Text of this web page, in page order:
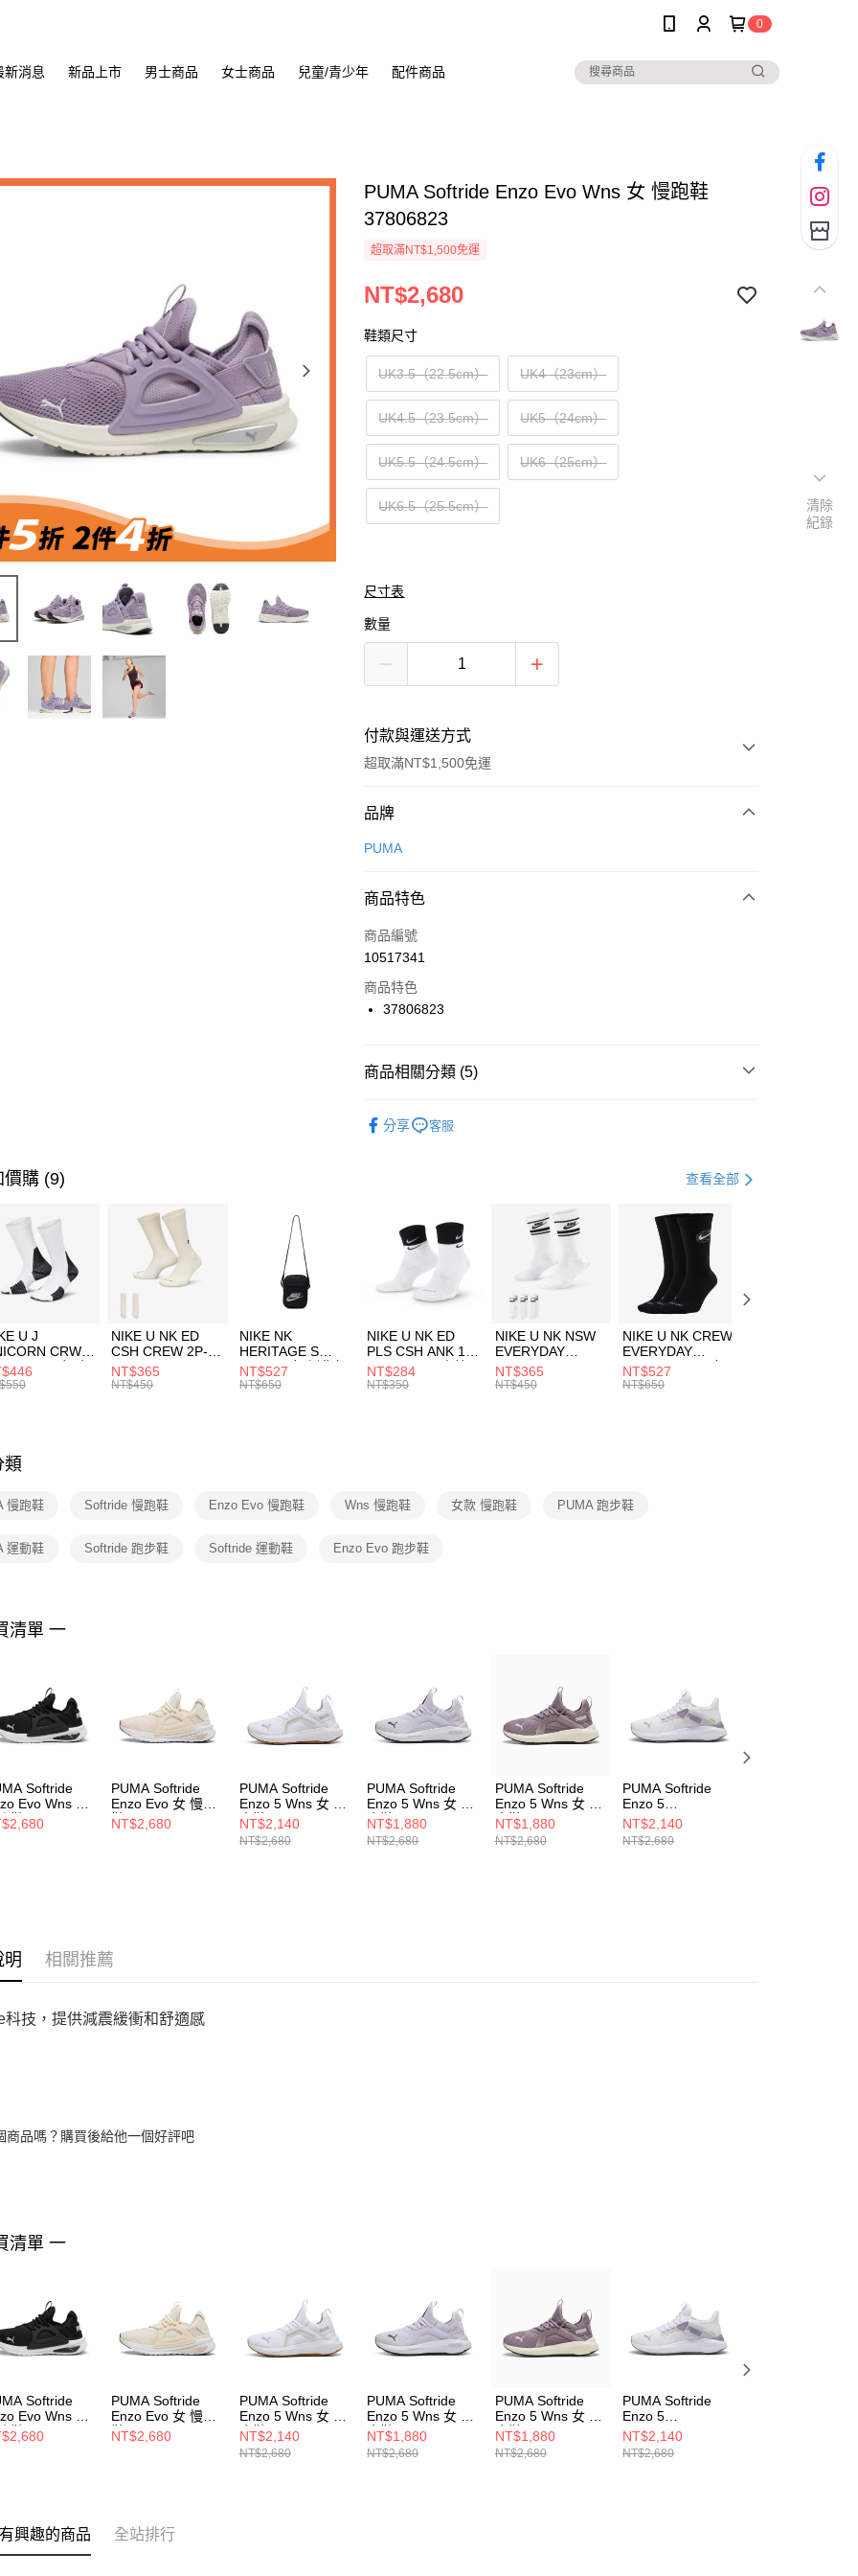
0
新消息 新品上市 男士商品 女士商品 兒童/青少年 配件商品
PUMA Softride Enzo Evo Wns 女 慢跑鞋
37806823
超取滿NT$1,500免運
NT$2,680
鞋類尺寸
UK3.5（22.5cm） UK4（23cm）
UK4.5（23.5cm） UK5（24cm）
UK5.5（24.5cm） UK6（25cm）
UK6.5（25.5cm）
尺寸表
數量
付款與運送方式
超取滿NT$1,500免運
付款方式
信用卡一次付款
合作金庫商業銀行
華南商業銀行
上海商業儲蓄銀行
國泰世華商業銀行
聯邦商業銀行
台新國際商業銀行
LINE Pay
Apple Pay
【關於「AFTEE先享後付」】
３．安心：先確認商品／服務後，再付款。
【「AFTEE先享後付」結帳流程】
１．於結帳方式選擇「AFTEE先享後付」後，將跳轉至「AFTEE先享後
付」結帳頁面，進行簡訊認證並確認金額後，即可完成結帳。
２．訂單成立數日內，您將收到繳費通知簡訊。
３．收到繳費通知簡訊後14天內，點擊此簡訊中的連結，可透過四大超商
／ATM／網路銀行／等多元方式進行付款，方視為交易完成。
※ 請注意：結帳手續完成當下不需立刻繳費，但若您需要取消訂單，請聯
絡購買商品的店家。未經商家同意取消之訂單仍視為有效，需透過AFTEE
先享後付繳納相關費用。
１．透過由恩沛科技股份有限公司提供之「AFTEE先享後付」服務完成之
交易，需依本服務之必要範圍內提供個人資料，並將交易相關給付款項請
２．關於個人資料處理事宜，請瀏覽以下網址：
５．嚴禁一人註冊多個帳號或使用他人資訊註冊。若發現惡意使用之情
形，恩沛科技股份有限公司將有權停止該用戶之使用額度並採取法律行
動。
每筆NT$100，滿NT$1,500(含以上)免運費
每筆NT$100，滿NT$1,500(含以上)免運費
付款後門市自取
每筆NT$100，滿NT$1,500(含以上)免運費
品牌
PUMA
商品特色
商品編號
10517341
商品特色
37806823
商品相關分類 (5)
促銷活動 PUMA指定商品｜1件5折 2件4折
分享 客服
價購 (9) 查看全部
U J
CRW
-160 男女 中
FZ3393100
NIKE U NK ED
CSH CREW 2P-
144 EMBRDY 男
女 短統襪
NT$365
NT$450
NIKE NK
HERITAGE S
SMIT 男女 側背包
BA5871010
NT$527
NT$650
NIKE U NK ED
PLS CSH ANK 1P
144 DBL 男 中統
襪 DH4058104
NT$284
NT$350
NIKE U NK NSW
EVERYDAY
ESSENTIAL CR
男女 短統襪
NT$365
NT$450
NIKE U NK CREW
EVERYDAY
BBALL 3PR 男女
長統襪
NT$527
NT$650
類
慢跑鞋 Softride 慢跑鞋 Enzo Evo 慢跑鞋 Wns 慢跑鞋 女款 慢跑鞋 PUMA 跑步鞋
運動鞋 Softride 跑步鞋 Softride 運動鞋 Enzo Evo 跑步鞋
清單 一
Softride
Evo Wns 女
鞋 37806824
PUMA Softride
Enzo Evo 女 慢跑
鞋 37704821
NT$2,680
PUMA Softride
Enzo 5 Wns 女 跑
步鞋 31121303
NT$2,140
NT$2,680
PUMA Softride
Enzo 5 Wns 女 跑
步鞋 31121302
NT$1,880
NT$2,680
PUMA Softride
Enzo 5 Wns 女 跑
步鞋 31121314
NT$1,880
NT$2,680
PUMA Softride
Enzo 5
SLIPTECH? Wns
女 跑步鞋
31329304
NT$2,140
NT$2,680
明 相關推薦
科技，提供減震緩衝和舒適感
商品嗎？購買後給他一個好評吧
清單 一
Softride
Evo Wns 女
鞋 37806824
PUMA Softride
Enzo Evo 女 慢跑
鞋 37704821
NT$2,680
PUMA Softride
Enzo 5 Wns 女 跑
步鞋 31121303
NT$2,140
NT$2,680
PUMA Softride
Enzo 5 Wns 女 跑
步鞋 31121302
NT$1,880
NT$2,680
PUMA Softride
Enzo 5 Wns 女 跑
步鞋 31121314
NT$1,880
NT$2,680
PUMA Softride
Enzo 5
SLIPTECH? Wns
女 跑步鞋
31329304
NT$2,140
NT$2,680
興趣的商品 全站排行
清除
紀錄